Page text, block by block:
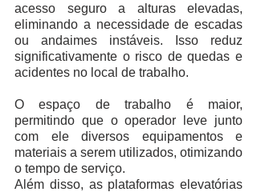
acesso seguro a alturas elevadas,
eliminando a necessidade de escadas
ou andaimes instáveis. Isso reduz
significativamente o risco de quedas e
acidentes no local de trabalho.
O espaço de trabalho é maior,
permitindo que o operador leve junto
com ele diversos equipamentos e
materiais a serem utilizados, otimizando
o tempo de serviço.
Além disso, as plataformas elevatórias